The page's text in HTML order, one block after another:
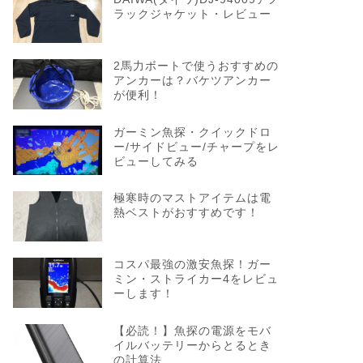
ラックジャケット・レビュー
2馬力ボートで使うおすすめの
アンカーは？バケツアンカー
が便利！
ガーミン魚探・クイックドロ
ー/サイドビュー/チャープをレ
ビューしてみる
極寒時のマストアイテムは電
熱ベストがおすすめです！
コスパ最強の激安魚探！ガー
ミン・ストライカー4をレビュ
ーします！
【必読！】魚探の電源をモバ
イルバッテリーからとるとき
の計算法